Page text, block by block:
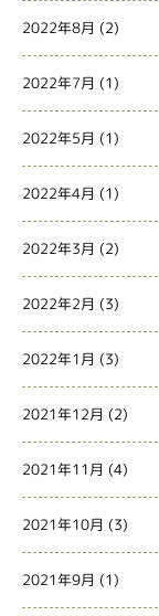
2022年8月 (2)
2022年7月 (1)
2022年5月 (1)
2022年4月 (1)
2022年3月 (2)
2022年2月 (3)
2022年1月 (3)
2021年12月 (2)
2021年11月 (4)
2021年10月 (3)
2021年9月 (1)